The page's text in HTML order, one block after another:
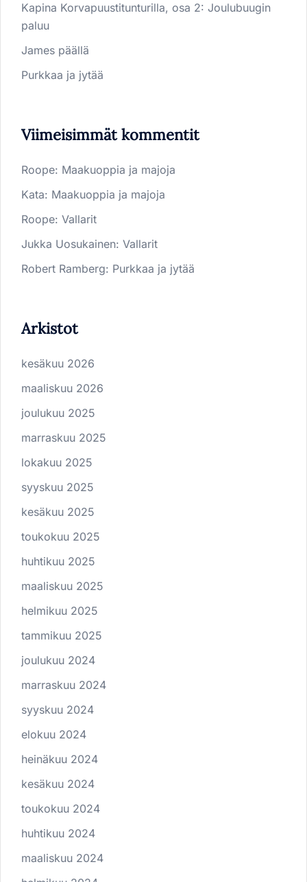
Kapina Korvapuustitunturilla, osa 2: Joulubuugin
paluu
James päällä
Purkkaa ja jytää
Viimeisimmät kommentit
Roope: Maakuoppia ja majoja
Kata: Maakuoppia ja majoja
Roope: Vallarit
Jukka Uosukainen: Vallarit
Robert Ramberg: Purkkaa ja jytää
Arkistot
kesäkuu 2026
maaliskuu 2026
joulukuu 2025
marraskuu 2025
lokakuu 2025
syyskuu 2025
kesäkuu 2025
toukokuu 2025
huhtikuu 2025
maaliskuu 2025
helmikuu 2025
tammikuu 2025
joulukuu 2024
marraskuu 2024
syyskuu 2024
elokuu 2024
heinäkuu 2024
kesäkuu 2024
toukokuu 2024
huhtikuu 2024
maaliskuu 2024